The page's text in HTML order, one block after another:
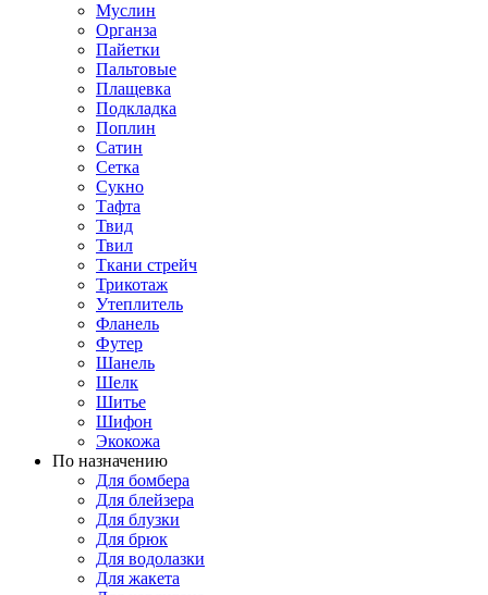
Муслин
Органза
Пайетки
Пальтовые
Плащевка
Подкладка
Поплин
Сатин
Сетка
Сукно
Тафта
Твид
Твил
Ткани стрейч
Трикотаж
Утеплитель
Фланель
Футер
Шанель
Шелк
Шитье
Шифон
Экокожа
По назначению
Для бомбера
Для блейзера
Для блузки
Для брюк
Для водолазки
Для жакета